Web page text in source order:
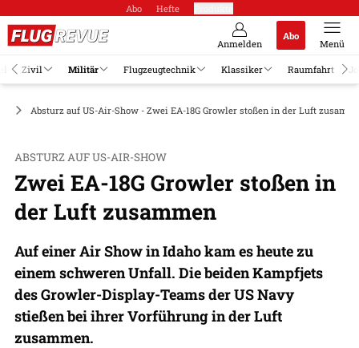
Abo Hefte
Anmelden
Abo
Menü
Zivil Militär Flugzeugtechnik Klassiker Raumfahrt
Absturz auf US-Air-Show - Zwei EA-18G Growler stoßen in der Luft
ABSTURZ AUF US-AIR-SHOW
Zwei EA-18G Growler stoßen in
der Luft zusammen
Auf einer Air Show in Idaho kam es heute zu
einem schweren Unfall. Die beiden Kampfjets
des Growler-Display-Teams der US Navy
stießen bei ihrer Vorführung in der Luft
zusammen.